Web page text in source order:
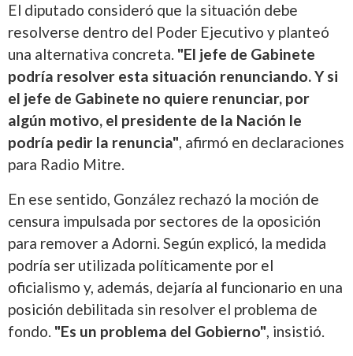
El diputado consideró que la situación debe
resolverse dentro del Poder Ejecutivo y planteó
una alternativa concreta. "El jefe de Gabinete
podría resolver esta situación renunciando. Y si
el jefe de Gabinete no quiere renunciar, por
algún motivo, el presidente de la Nación le
podría pedir la renuncia", afirmó en declaraciones
para Radio Mitre.
En ese sentido, González rechazó la moción de
censura impulsada por sectores de la oposición
para remover a Adorni. Según explicó, la medida
podría ser utilizada políticamente por el
oficialismo y, además, dejaría al funcionario en una
posición debilitada sin resolver el problema de
fondo. "Es un problema del Gobierno", insistió.